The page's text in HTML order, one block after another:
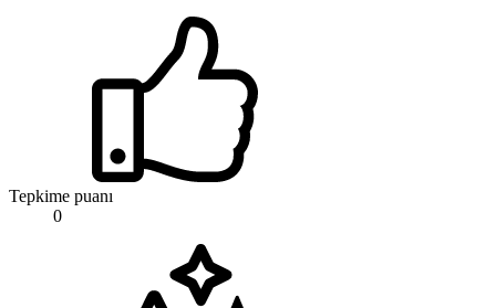
Tepkime puanı
0